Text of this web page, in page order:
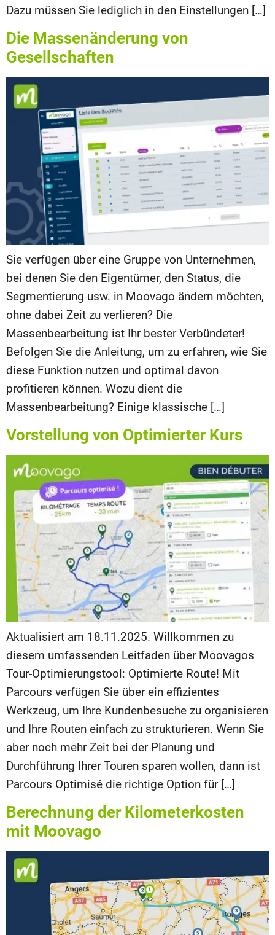
Dazu müssen Sie lediglich in den Einstellungen […]
Die Massenänderung von
Gesellschaften
Sie verfügen über eine Gruppe von Unternehmen,
bei denen Sie den Eigentümer, den Status, die
Segmentierung usw. in Moovago ändern möchten,
ohne dabei Zeit zu verlieren? Die
Massenbearbeitung ist Ihr bester Verbündeter!
Befolgen Sie die Anleitung, um zu erfahren, wie Sie
diese Funktion nutzen und optimal davon
profitieren können. Wozu dient die
Massenbearbeitung? Einige klassische […]
Vorstellung von Optimierter Kurs
Aktualisiert am 18.11.2025. Willkommen zu
diesem umfassenden Leitfaden über Moovagos
Tour-Optimierungstool: Optimierte Route! Mit
Parcours verfügen Sie über ein effizientes
Werkzeug, um Ihre Kundenbesuche zu organisieren
und Ihre Routen einfach zu strukturieren. Wenn Sie
aber noch mehr Zeit bei der Planung und
Durchführung Ihrer Touren sparen wollen, dann ist
Parcours Optimisé die richtige Option für […]
Berechnung der Kilometerkosten
mit Moovago